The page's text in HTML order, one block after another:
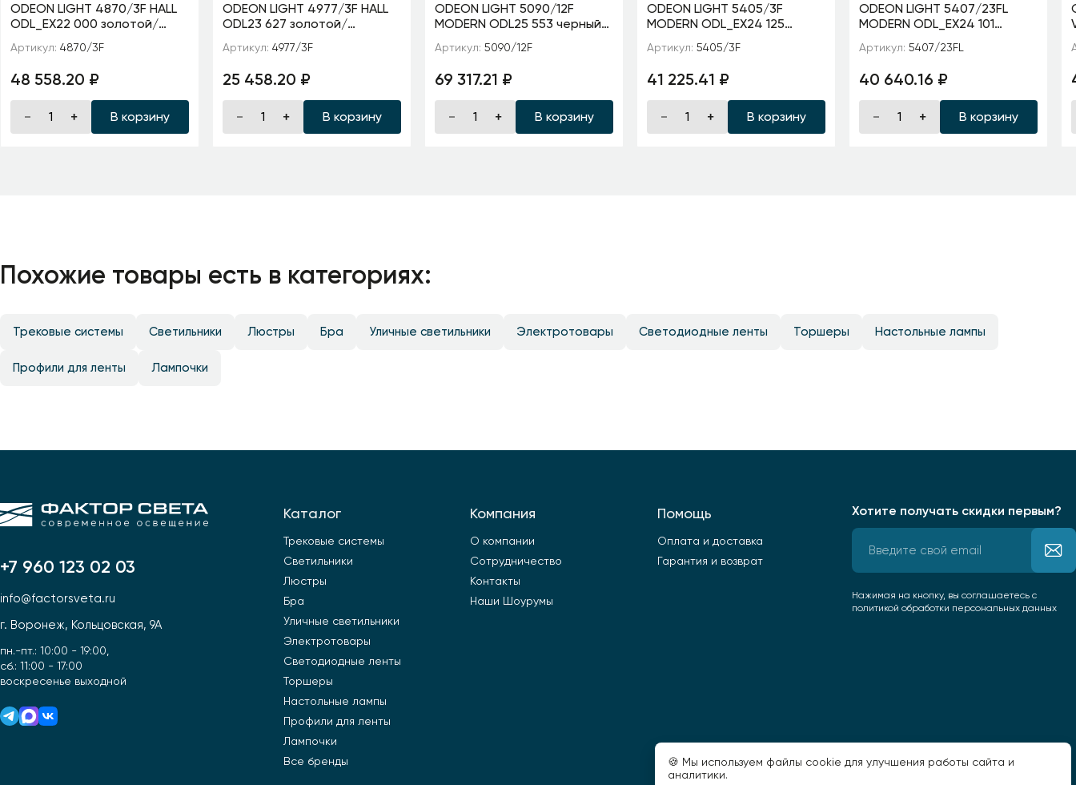
ODEON LIGHT 4870/3F HALL
ODL_EX22 000 золотой/
чёрный/стекло Торшер E14
3*40W VENTAGLIO
Артикул: 4870/3F
48 558.20 ₽
В корзину
ODEON LIGHT 4977/3F HALL
ODL23 627 золотой/
хрусталь Торшер E14 3*40W
VERSIA
Артикул: 4977/3F
25 458.20 ₽
В корзину
ODEON LIGHT 5090/12F
MODERN ODL25 553 черный
матовый/белый/фарфор
Торшер G4 LED 12*5W GARDI
Артикул: 5090/12F
69 317.21 ₽
В корзину
ODEON LIGHT 5405/3F
MODERN ODL_EX24 125
золотой/корич./голубой/
зеленый/белый матов./
Артикул: 5405/3F
41 225.41 ₽
В корзину
ODEON LIGHT 5407/23FL
MODERN ODL_EX24 101
черный/золотой/металл/
стекло Торшер LED 23W
Артикул: 5407/23FL
40 640.16 ₽
В корзину
Похожие товары есть в категориях:
Трековые системы Светильники Люстры Бра Уличные светильники Электротовары Светодиодные ленты Торшеры Настольные лампы
Профили для ленты Лампочки
+7 960 123 02 03
info@factorsveta.ru
г. Воронеж, Кольцовская, 9А
пн.-пт.: 10:00 - 19:00,
сб.: 11:00 - 17:00
воскресенье выходной
Каталог
Трековые системы
Светильники
Люстры
Бра
Уличные светильники
Электротовары
Светодиодные ленты
Торшеры
Настольные лампы
Профили для ленты
Лампочки
Все бренды
Компания
О компании
Сотрудничество
Контакты
Наши Шоурумы
Помощь
Оплата и доставка
Гарантия и возврат
Хотите получать скидки первым?
Нажимая на кнопку, вы соглашаетесь с
политикой обработки персональных данных
🍪 Мы используем файлы cookie для улучшения работы сайта и
аналитики.